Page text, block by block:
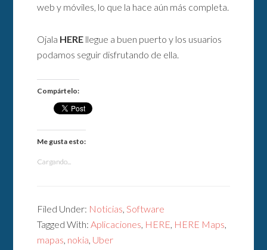
web y móviles, lo que la hace aún más completa.
Ojala HERE llegue a buen puerto y los usuarios
podamos seguir disfrutando de ella.
Compártelo:
Me gusta esto:
Cargando...
Filed Under: Noticias Software
Tagged With: Aplicaciones HERE HERE Maps
mapas nokia Uber